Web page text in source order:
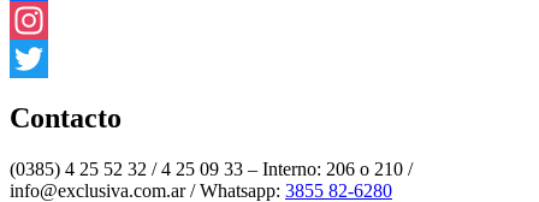
Facebook
Instagram
Contacto
(0385) 4 25 52 32 / 4 25 09 33 – Interno: 206 o 210 /
info@exclusiva.com.ar / Whatsapp: 3855 82-6280